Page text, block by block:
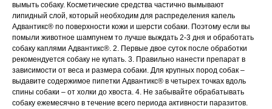
вымыть собаку. Косметические средства частично вымывают
липидный слой, который необходим для распределения капель
Адвантикс® по поверхности кожи и шерсти собаки. Поэтому если вы
помыли животное шампунем то лучше выждать 2-3 дня и обработать
собаку каплями Адвантикс®. 2. Первые двое суток после обработки
рекомендуется собаку не купать. 3. Правильно нанести препарат в
зависимости от веса и размера собаки. Для крупных пород собак –
выдавите содержимое пипетки Адвантикс® в четырех точках вдоль
спины собаки – от холки до хвоста. 4. Не забывайте обрабатывать
собаку ежемесячно в течение всего периода активности паразитов.